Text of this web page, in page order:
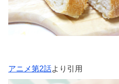
アニメ第2話より引用